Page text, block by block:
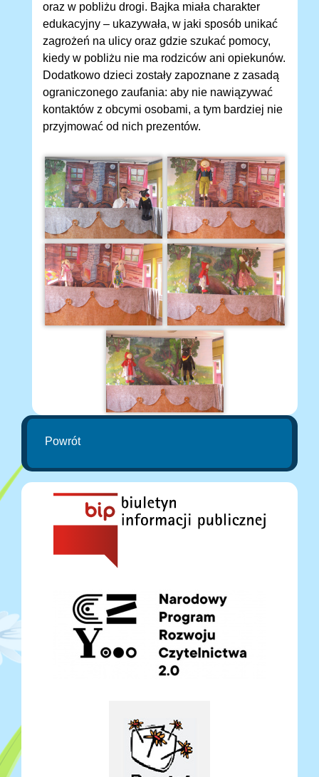
oraz w pobliżu drogi. Bajka miała charakter
edukacyjny – ukazywała, w jaki sposób unikać
zagrożeń na ulicy oraz gdzie szukać pomocy,
kiedy w pobliżu nie ma rodziców ani opiekunów.
Dodatkowo dzieci zostały zapoznane z zasadą
ograniczonego zaufania: aby nie nawiązywać
kontaktów z obcymi osobami, a tym bardziej nie
przyjmować od nich prezentów.
Powrót